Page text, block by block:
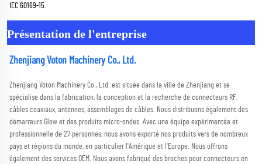
IEC 60169-15.
Présentation de l'entreprise
Zhenjiang Voton Machinery Co., Ltd.
Zhenjiang Voton Machinery Co., Ltd. est située dans la ville de Zhenjiang et se
spécialise dans la fabrication, la conception et la recherche de connecteurs RF,
câbles coaxiaux, antennes, assemblages de câbles. Nous distribuons également des
démarreurs Glow et des produits micro-ondes. Avec une équipe expérimentée et
professionnelle de 27 personnes, nous avons exporté nos produits vers de nombreux
pays et régions du monde, en particulier l'Amérique et l'Europe. Nous offrons
également des services OEM. Nous avons fabriqué des broches pour connecteurs en